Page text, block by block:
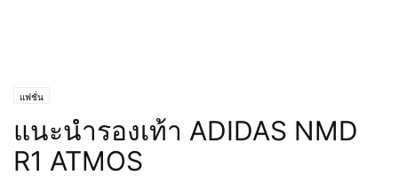
แฟชั่น
แนะนำรองเท้า ADIDAS NMD
R1 ATMOS